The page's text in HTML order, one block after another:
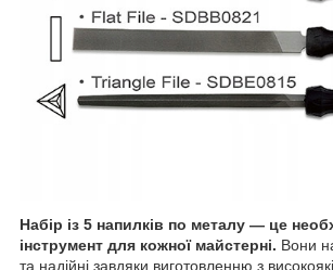
Набір із 5 напилків по металу — це
інструмент для кожної майстерні. Вони
та надійні завдяки виготовленню з